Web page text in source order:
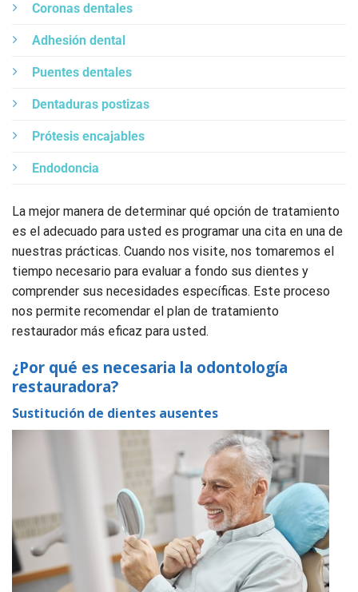
Coronas dentales
Adhesión dental
Puentes dentales
Dentaduras postizas
Prótesis encajables
Endodoncia
La mejor manera de determinar qué opción de tratamiento
es el adecuado para usted es programar una cita en una de
nuestras prácticas. Cuando nos visite, nos tomaremos el
tiempo necesario para evaluar a fondo sus dientes y
comprender sus necesidades específicas. Este proceso
nos permite recomendar el plan de tratamiento
restaurador más eficaz para usted.
¿Por qué es necesaria la odontología
restauradora?
Sustitución de dientes ausentes